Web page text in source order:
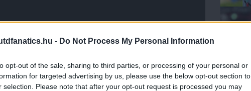
- Do Not Process My Personal Information
opt-out of the sale, sharing to third parties, or processing of your personal or
for targeted advertising by us, please use the below opt-out section to
selection. Please note that after your opt-out request is processed you may
marad Rashfordnak, aki a klub ranglétráját
hozzá.